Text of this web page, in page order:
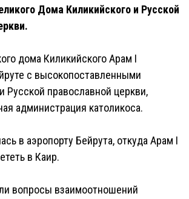
Дома Киликийского и Русской
дома Киликийского Арам I
с высокопоставленными
Русской православной церкви,
администрация католикоса.
в аэропорту Бейрута, откуда Арам I
в Каир.
вопросы взаимоотношений